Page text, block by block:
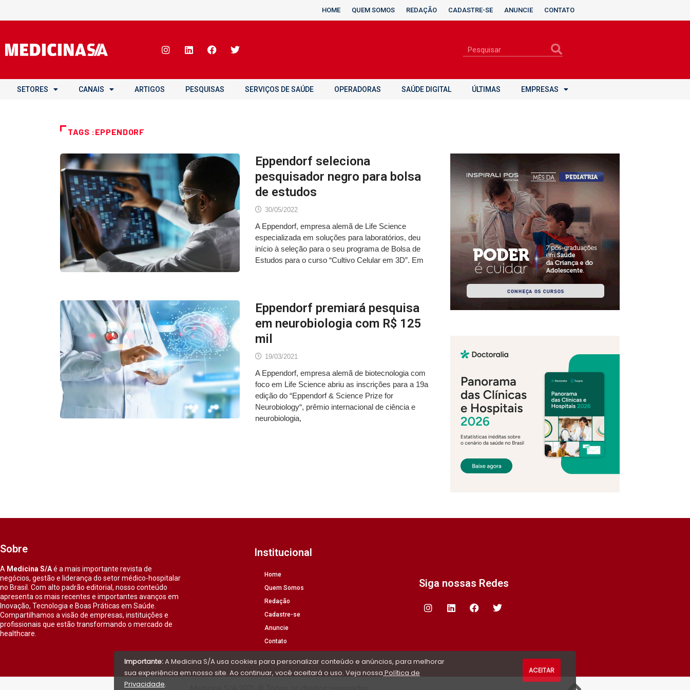
HOME QUEM SOMOS REDAÇÃO CADASTRE-SE ANUNCIE CONTATO
SETORES CANAIS ARTIGOS PESQUISAS SERVIÇOS DE SAÚDE OPERADORAS SAÚDE DIGITAL ÚLTIMAS EMPRESAS
TAGS :EPPENDORF
Eppendorf seleciona
pesquisador negro para bolsa
de estudos
30/05/2022
A Eppendorf, empresa alemã de Life Science
especializada em soluções para laboratórios, deu
início à seleção para o seu programa de Bolsa de
Estudos para o curso “Cultivo Celular em 3D”. Em
Eppendorf premiará pesquisa
em neurobiologia com R$ 125
mil
19/03/2021
A Eppendorf, empresa alemã de biotecnologia com
foco em Life Science abriu as inscrições para a 19a
edição do “Eppendorf & Science Prize for
Neurobiology“, prêmio internacional de ciência e
neurobiologia,
Sobre
A Medicina S/Aé a mais importante revista de
negócios, gestão e liderança do setor médico-hospitalar
no Brasil. Com alto padrão editorial, nosso conteúdo
apresenta os mais recentes e importantes avanços em
Inovação, Tecnologia e Boas Práticas em Saúde.
Compartilhamos a visão de empresas, instituições e
profissionais que estão transformando o mercado de
healthcare.
Institucional
Home
Quem Somos
Redação
Cadastre-se
Anuncie
Contato
Siga nossas Redes
Importante:A Medicina S/A usa cookies para personalizar conteúdo e anúncios, para melhorar
sua experiência em nosso site. Ao continuar, você aceitará o uso. Veja nossa Política de
Privacidade.
ACEITAR